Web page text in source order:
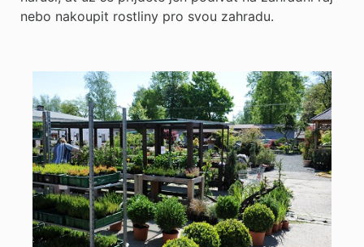
nebo nakoupit rostliny pro svou zahradu.